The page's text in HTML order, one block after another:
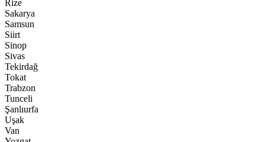
Rize
Sakarya
Samsun
Siirt
Sinop
Sivas
Tekirdağ
Tokat
Trabzon
Tunceli
Şanlıurfa
Uşak
Van